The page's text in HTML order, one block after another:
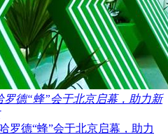
罗德“蜂”会于北京启幕，助力新
罗德“蜂”会于北京启幕，助力